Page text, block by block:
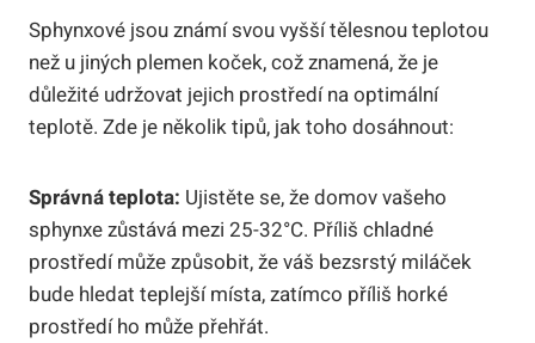
Sphynxové jsou známí svou vyšší tělesnou teplotou
než u jiných plemen koček, což znamená, že je
důležité udržovat jejich prostředí na optimální
teplotě. Zde je několik tipů, jak toho dosáhnout:
Správná teplota: Ujistěte se, že domov vašeho
sphynxe zůstává mezi 25-32°C. Příliš chladné
prostředí může způsobit, že váš bezsrstý miláček
bude hledat teplejší místa, zatímco příliš horké
prostředí ho může přehřát.